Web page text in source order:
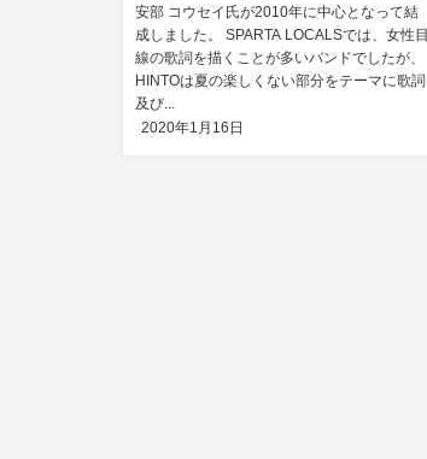
安部 コウセイ氏が2010年に中心となって結
成しました。 SPARTA LOCALSでは、女性目
線の歌詞を描くことが多いバンドでしたが、
HINTOは夏の楽しくない部分をテーマに歌詞
及び...
2020年1月16日